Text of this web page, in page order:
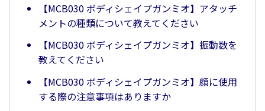
【MCB030 ボディシェイプガンミオ】アタッチ
メントの種類について教えてください
【MCB030 ボディシェイプガンミオ】振動数を
教えてください
【MCB030 ボディシェイプガンミオ】顔に使用
する際の注意事項はありますか